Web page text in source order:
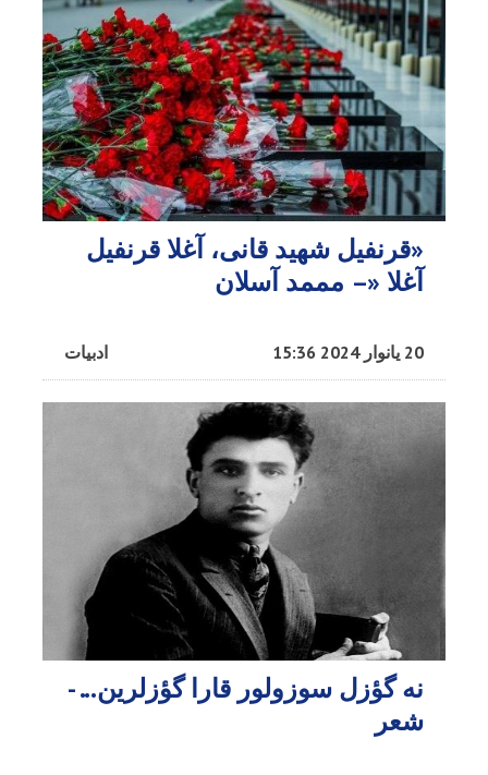
«قرنفیل شهید قانی، آغلا قرنفیل
آغلا «– مممد آسلان
ادبیات 20 یانوار 2024 15:36
نه گؤزل سوزولور قارا گؤزلرین... -
شعر